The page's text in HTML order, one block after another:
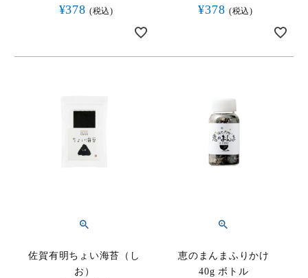
商品番号
価格（税別）
¥378 税込 ¥378 税込
佐賀有明ちょい海苔（し
お）
恵のまんまふりかけ
40g ボトル